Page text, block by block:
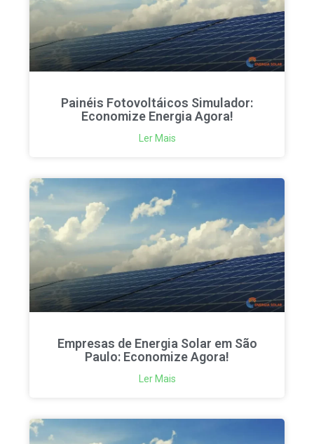
Painéis Fotovoltáicos Simulador:
Economize Energia Agora!
Ler Mais
Empresas de Energia Solar em São
Paulo: Economize Agora!
Ler Mais